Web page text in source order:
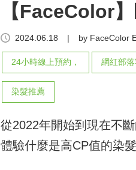
【FaceColor
2024.06.18 | by FaceColor
24小時線上預約， 網紅部
染髮推薦
從2022年開始到現在不
體驗什麼是高CP值的染